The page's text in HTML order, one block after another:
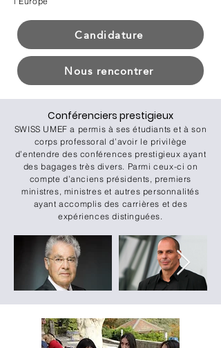
Candidature
Nous rencontrer
Conférenciers prestigieux​
SWISS UMEF a permis à ses étudiants et à son
corps professoral d’avoir le privilège
d’entendre des conférences prestigieux ayant
des bagages très divers. Parmi ceux-ci on
compte d’anciens présidents, premiers
ministres, ministres et autres personnalités
ayant accomplis des carrières et des
expériences distinguées.